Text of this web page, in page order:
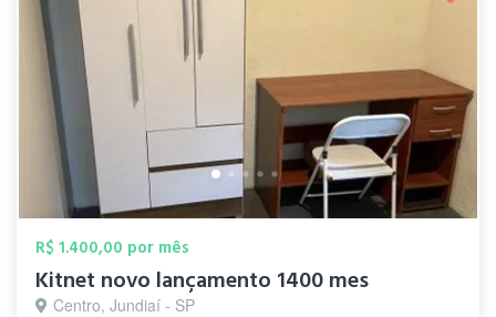
R$ 1.400,00 por mês
Kitnet novo lançamento 1400 mes
Centro, Jundiaí - SP